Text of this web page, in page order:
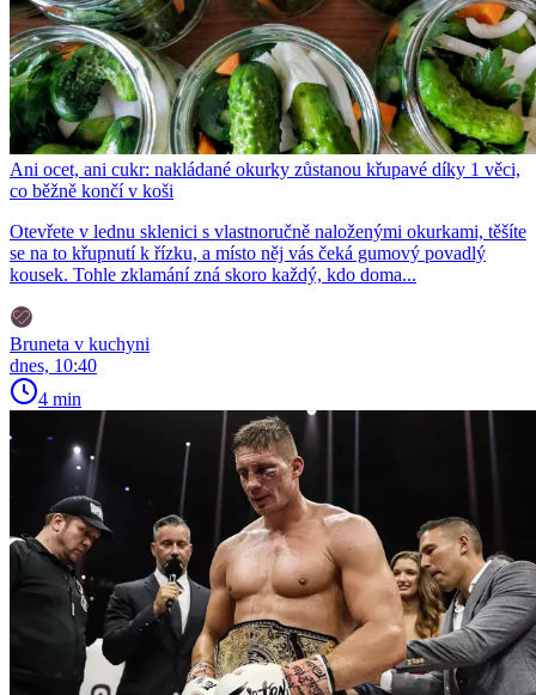
Ani ocet, ani cukr: nakládané okurky zůstanou křupavé díky 1 věci,
co běžně končí v koši
Otevřete v lednu sklenici s vlastnoručně naloženými okurkami, těšíte
se na to křupnutí k řízku, a místo něj vás čeká gumový povadlý
kousek. Tohle zklamání zná skoro každý, kdo doma...
Bruneta v kuchyni
dnes, 10:40
4 min